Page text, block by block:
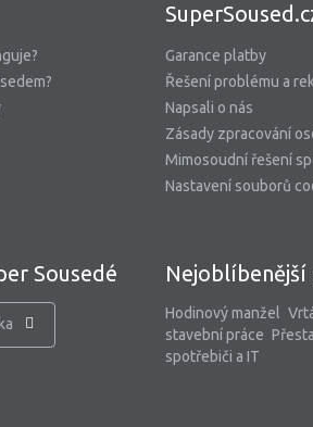
Garance platby
Řešení problému a
Napsali o nás
Zásady zpracování
Mimosoudní řešení
Nastavení souborů
Sousedé Nejoblíbenější
Hodinový manžel
stavební práce
spotřebiči a IT